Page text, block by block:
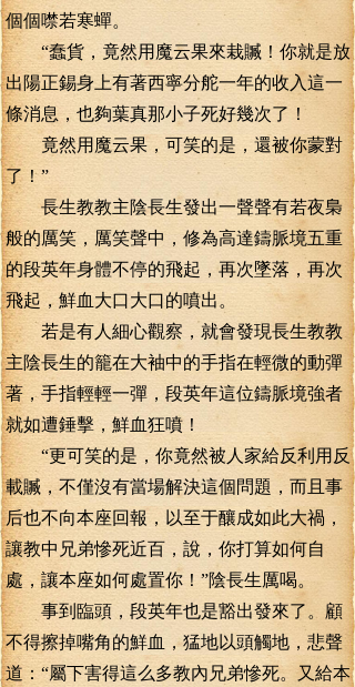
個個噤若寒蟬。
“蠢貨，竟然用魔云果來栽贓！你就是放
出陽正錫身上有著西寧分舵一年的收入這一
條消息，也夠葉真那小子死好幾次了！
竟然用魔云果，可笑的是，還被你蒙對
了！”
長生教教主陰長生發出一聲聲有若夜梟
般的厲笑，厲笑聲中，修為高達鑄脈境五重
的段英年身體不停的飛起，再次墜落，再次
飛起，鮮血大口大口的噴出。
若是有人細心觀察，就會發現長生教教
主陰長生的籠在大袖中的手指在輕微的動彈
著，手指輕輕一彈，段英年這位鑄脈境強者
就如遭錘擊，鮮血狂噴！
“更可笑的是，你竟然被人家給反利用反
載贓，不僅沒有當場解決這個問題，而且事
后也不向本座回報，以至于釀成如此大禍，
讓教中兄弟慘死近百，說，你打算如何自
處，讓本座如何處置你！”陰長生厲喝。
事到臨頭，段英年也是豁出發來了。顧
不得擦掉嘴角的鮮血，猛地以頭觸地，悲聲
道：“屬下害得這么多教內兄弟慘死。又給本